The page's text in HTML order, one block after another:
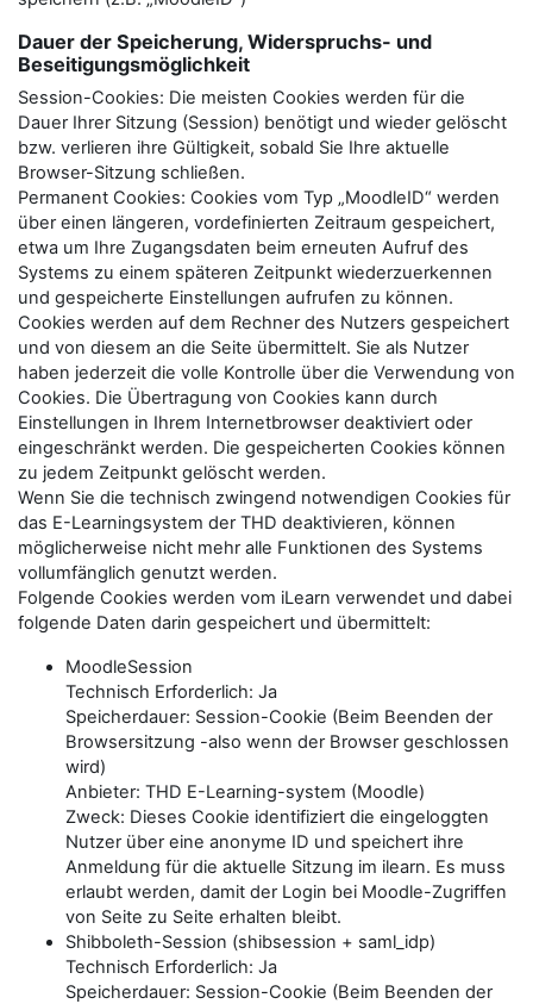
Dauer der Speicherung, Widerspruchs- und
Beseitigungsmöglichkeit
Session-Cookies: Die meisten Cookies werden für die
Dauer Ihrer Sitzung (Session) benötigt und wieder gelöscht
bzw. verlieren ihre Gültigkeit, sobald Sie Ihre aktuelle
Browser-Sitzung schließen.
Permanent Cookies: Cookies vom Typ „MoodleID“ werden
über einen längeren, vordefinierten Zeitraum gespeichert,
etwa um Ihre Zugangsdaten beim erneuten Aufruf des
Systems zu einem späteren Zeitpunkt wiederzuerkennen
und gespeicherte Einstellungen aufrufen zu können.
Cookies werden auf dem Rechner des Nutzers gespeichert
und von diesem an die Seite übermittelt. Sie als Nutzer
haben jederzeit die volle Kontrolle über die Verwendung von
Cookies. Die Übertragung von Cookies kann durch
Einstellungen in Ihrem Internetbrowser deaktiviert oder
eingeschränkt werden. Die gespeicherten Cookies können
zu jedem Zeitpunkt gelöscht werden.
Wenn Sie die technisch zwingend notwendigen Cookies für
das E-Learningsystem der THD deaktivieren, können
möglicherweise nicht mehr alle Funktionen des Systems
vollumfänglich genutzt werden.
Folgende Cookies werden vom iLearn verwendet und dabei
folgende Daten darin gespeichert und übermittelt:
MoodleSession
Technisch Erforderlich: Ja
Speicherdauer: Session-Cookie (Beim Beenden der
Browsersitzung -also wenn der Browser geschlossen
wird)
Anbieter: THD E-Learning-system (Moodle)
Zweck: Dieses Cookie identifiziert die eingeloggten
Nutzer über eine anonyme ID und speichert ihre
Anmeldung für die aktuelle Sitzung im ilearn. Es muss
erlaubt werden, damit der Login bei Moodle-Zugriffen
von Seite zu Seite erhalten bleibt.
Shibboleth-Session (shibsession + saml_idp)
Technisch Erforderlich: Ja
Speicherdauer: Session-Cookie (Beim Beenden der